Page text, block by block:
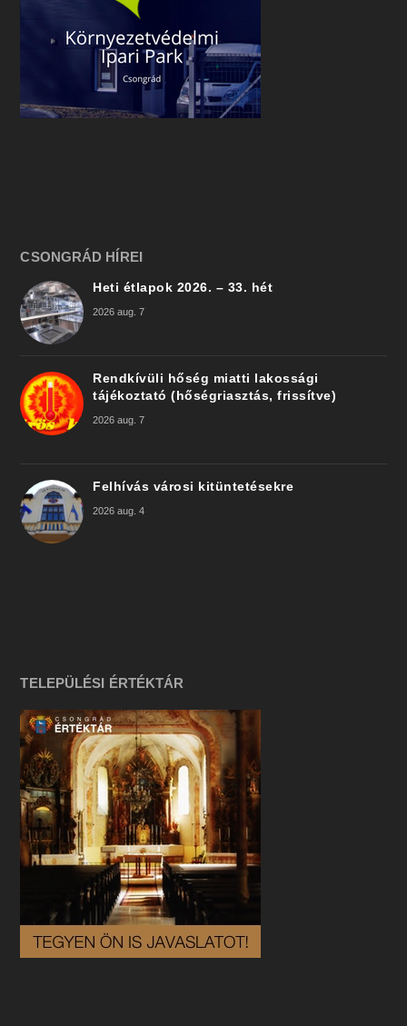
CSONGRÁD HÍREI
Heti étlapok 2026. – 33. hét
2026 aug. 7
Rendkívüli hőség miatti lakossági
tájékoztató (hőségriasztás, frissítve)
2026 aug. 7
Felhívás városi kitüntetésekre
2026 aug. 4
TELEPÜLÉSI ÉRTÉKTÁR